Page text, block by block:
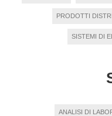
PRODOTTI
SISTEMI DI
ANALISI DI